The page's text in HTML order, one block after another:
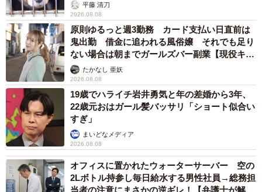
平藤 清刀
2026.08.08
原則ゆるっと週3勤務 カード支払い日直前は
鬼出勤 借金に追われる風俗嬢 それでも足り
ない場合は朝までガールズバー副業【現役キャ
ストに取材】
たかなし 亜妖
2026.08.08
19歳でハライチ岩井勇気と年の差婚から3年、
22歳元おはガール髪バッサリ「ショート似合い
すぎ」
まいどなメディア
2026.08.08
オフィスに置かれたウォーターサーバー 空の
2Lボトル持参し毎日給水する男性社員→総務担